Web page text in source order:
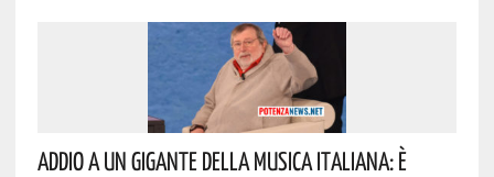
Addio A Un Gigante Della Musica Italiana: È